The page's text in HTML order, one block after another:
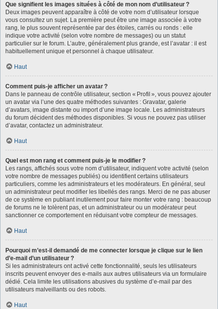
Que signifient les images situées à côté de mon nom d’utilisateur ?
Deux images peuvent apparaître à côté de votre nom d’utilisateur lorsque
vous consultez un sujet. La première peut être une image associée à votre
rang, le plus souvent représentée par des étoiles, carrés ou ronds : elle
indique votre activité (selon votre nombre de messages) ou un statut
particulier sur le forum. L’autre, généralement plus grande, est l’avatar : il est
habituellement unique et personnel à chaque utilisateur.
Haut
Comment puis-je afficher un avatar ?
Dans le panneau de contrôle utilisateur, section « Profil », vous pouvez ajouter
un avatar via l’une des quatre méthodes suivantes : Gravatar, galerie
d’avatars, image distante ou import d’une image locale. Les administrateurs
du forum décident des méthodes disponibles. Si vous ne pouvez pas utiliser
d’avatar, contactez un administrateur.
Haut
Quel est mon rang et comment puis-je le modifier ?
Les rangs, affichés sous votre nom d’utilisateur, indiquent votre activité (selon
votre nombre de messages publiés) ou identifient certains utilisateurs
particuliers, comme les administrateurs et les modérateurs. En général, seul
un administrateur peut modifier les libellés des rangs. Merci de ne pas abuser
de ce système en publiant inutilement pour faire monter votre rang : beaucoup
de forums ne le tolèrent pas, et un administrateur ou un modérateur peut
sanctionner ce comportement en réduisant votre compteur de messages.
Haut
Pourquoi m’est-il demandé de me connecter lorsque je clique sur le lien
d’e-mail d’un utilisateur ?
Si les administrateurs ont activé cette fonctionnalité, seuls les utilisateurs
inscrits peuvent envoyer des e-mails aux autres utilisateurs via un formulaire
dédié. Cela limite les utilisations abusives du système d’e-mail par des
utilisateurs malveillants ou des robots.
Haut